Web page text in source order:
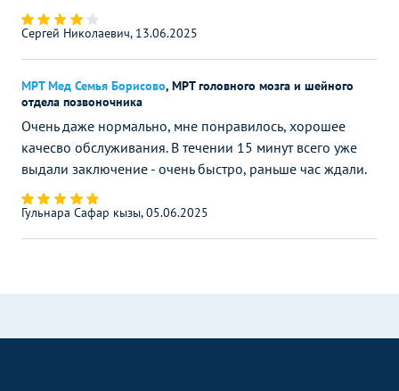
Сергей Николаевич, 13.06.2025
МРТ Мед Семья Борисово, МРТ головного мозга и шейного
отдела позвоночника
Очень даже нормально, мне понравилось, хорошее
качесво обслуживания. В течении 15 минут всего уже
выдали заключение - очень быстро, раньше час ждали.
Гульнара Сафар кызы, 05.06.2025